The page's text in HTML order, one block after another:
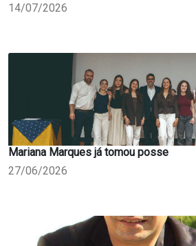
14/07/2026
Mariana Marques já tomou posse
27/06/2026